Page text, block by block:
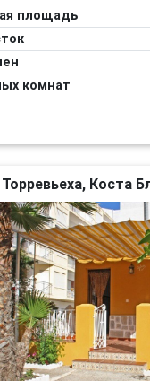
площадь
комнат
Торревьеха, Коста